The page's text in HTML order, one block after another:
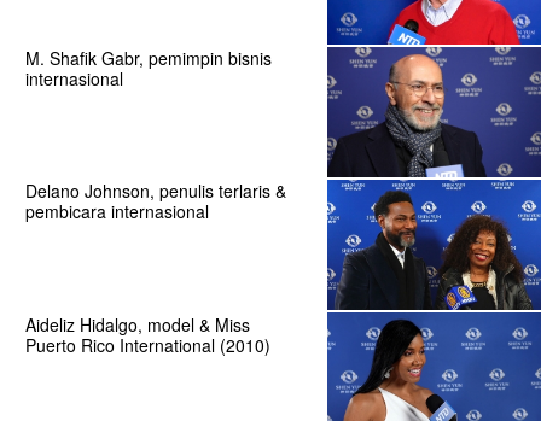
M. Shafik Gabr, pemimpin bisnis
internasional
Delano Johnson, penulis terlaris &
pembicara internasional
Aideliz Hidalgo, model & Miss
Puerto Rico International (2010)